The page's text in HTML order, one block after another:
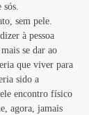
sós.
sem pele.
à pessoa
se dar ao
que viver para
sido a
encontro físico
agora, jamais